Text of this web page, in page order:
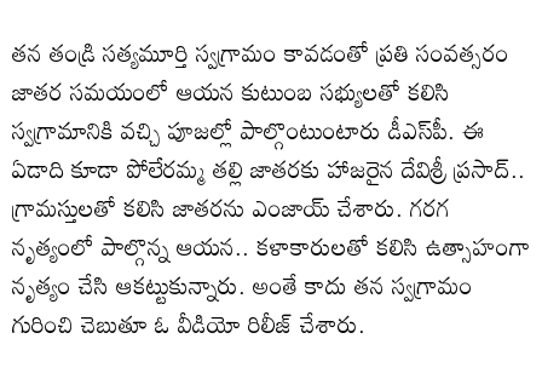
తన తండ్రి సత్యమూర్తి స్వగ్రామం కావడంతో ప్రతి సంవత్సరం
జాతర సమయంలో ఆయన కుటుంబ సభ్యులతో కలిసి
స్వగ్రామానికి వచ్చి పూజల్లో పాల్గొంటుంటారు డీఎస్‌పీ. ఈ
ఏడాది కూడా పోలేరమ్మ తల్లి జాతరకు హాజరైన దేవిశ్రీ ప్రసాద్‌..
గ్రామస్తులతో కలిసి జాతరను ఎంజాయ్‌ చేశారు. గరగ
నృత్యంలో పాల్గొన్న ఆయన.. కళాకారులతో కలిసి ఉత్సాహంగా
నృత్యం చేసి ఆకట్టుకున్నారు. అంతే కాదు తన స్వగ్రామం
గురించి చెబుతూ ఓ వీడియో రిలీజ్‌ చేశారు.